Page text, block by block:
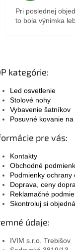
Pri poslednej
to bola výnimka
kategórie:
Led osvetlenie
Stolové nohy
Vybavenie šatníkov
Posuvné kovanie
pre vás:
Kontakty
Obchodné
Podmienky ochrany
Doprava, ceny
Reklamačné
Skontroluj si
údaje:
IVIM s.r.o. Trebišov